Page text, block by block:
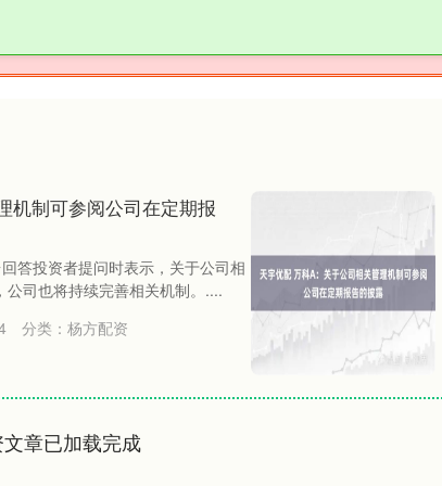
机制可参阅公司在定期报
答投资者提问时表示，关于公司相
司也将持续完善相关机制。....
分类： 杨方配资
章已加载完成